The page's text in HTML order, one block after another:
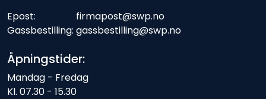
Epost: firmapost@swp.no
Gassbestilling: gassbestilling@swp.no
Åpningstider:
Mandag - Fredag
Kl. 07.30 - 15.30